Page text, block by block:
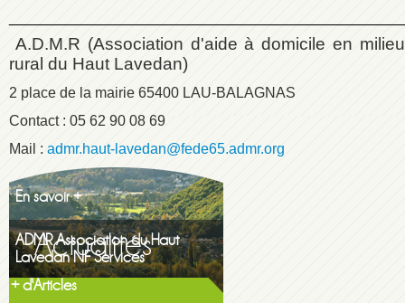
A.D.M.R (Association d'aide à domicile en milieu
rural du Haut Lavedan)
2 place de la mairie 65400 LAU-BALAGNAS
Contact : 05 62 90 08 69
Mail : admr.haut-lavedan@fede65.admr.org
Maison de la famille itinerante
ADMR Association du Haut
Lavedan NF Services
En savoir +
+ d'Articles